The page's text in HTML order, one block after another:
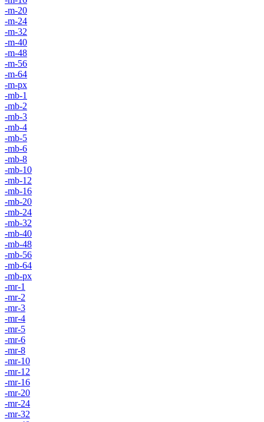
-m-20
-m-24
-m-32
-m-40
-m-48
-m-56
-m-64
-m-px
-mb-1
-mb-2
-mb-3
-mb-4
-mb-5
-mb-6
-mb-8
-mb-10
-mb-12
-mb-16
-mb-20
-mb-24
-mb-32
-mb-40
-mb-48
-mb-56
-mb-64
-mb-px
-mr-1
-mr-2
-mr-3
-mr-4
-mr-5
-mr-6
-mr-8
-mr-10
-mr-12
-mr-16
-mr-20
-mr-24
-mr-32